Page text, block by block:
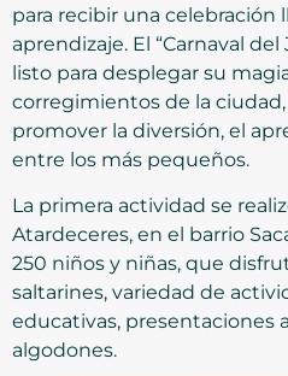
para recibir una celebración
aprendizaje. El “Carnaval
listo para desplegar su
corregimientos de la
promover la diversión, el
entre los más pequeños.
La primera actividad se
Atardeceres, en el barrio
250 niños y niñas, que
saltarines, variedad de
educativas, presentaciones
algodones.